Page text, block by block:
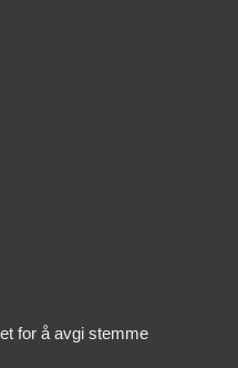
for å avgi stemme